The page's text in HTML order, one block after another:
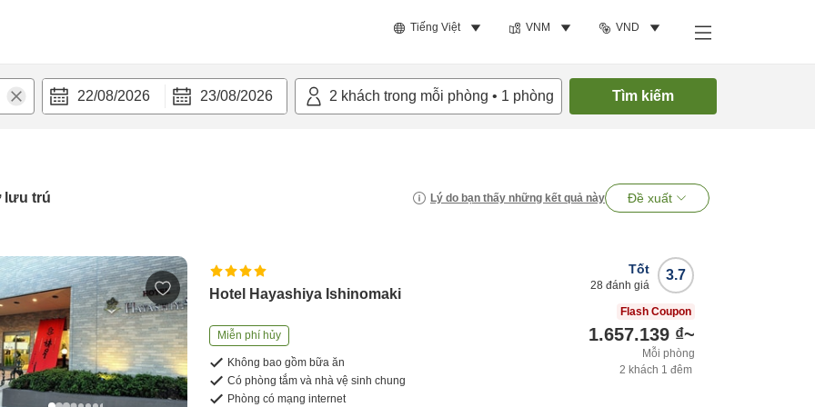
Tiếng Việt VNM VND
22/08/2026 23/08/2026 2 khách trong mỗi phòng • 1 phòng Tìm kiếm
lưu trú Lý do bạn thấy những kết quả này Đề xuất
Hotel Hayashiya Ishinomaki
Miễn phí hủy
Không bao gồm bữa ăn
Có phòng tắm và nhà vệ sinh chung
Phòng có mạng internet
3.7
Tốt
28 đánh giá
Flash Coupon
1.657.139 ₫~
Mỗi phòng
2 khách 1 đêm